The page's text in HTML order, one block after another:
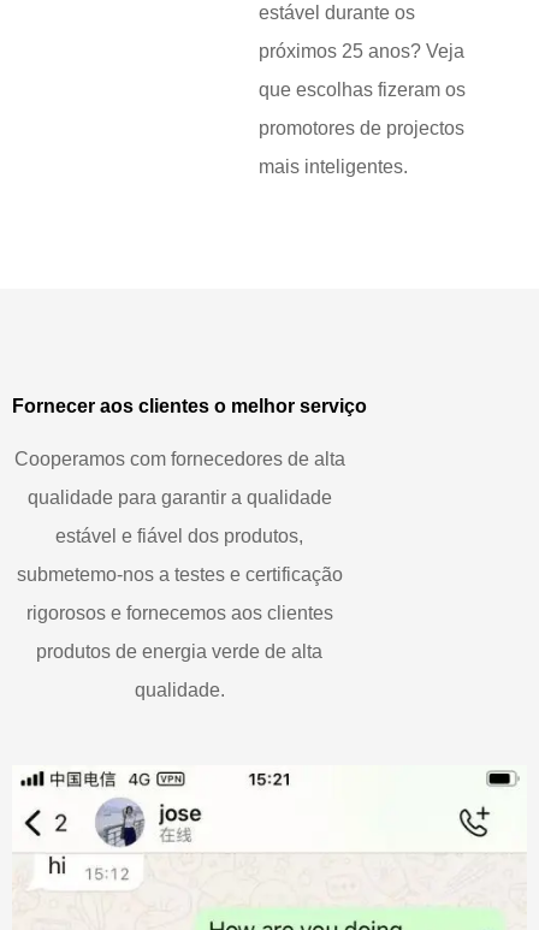
estável durante os
próximos 25 anos? Veja
que escolhas fizeram os
promotores de projectos
mais inteligentes.
Fornecer aos clientes o melhor serviço
Cooperamos com fornecedores de alta
qualidade para garantir a qualidade
estável e fiável dos produtos,
submetemo-nos a testes e certificação
rigorosos e fornecemos aos clientes
produtos de energia verde de alta
qualidade.